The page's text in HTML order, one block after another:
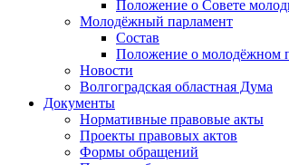
Положение о Совете
Молодёжный парламент
Состав
Положение о молодёжном
Новости
Волгоградская областная Дума
Документы
Нормативные правовые акты
Проекты правовых актов
Формы обращений